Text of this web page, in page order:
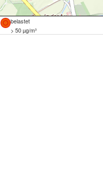
belastet
> 50 µg/m³